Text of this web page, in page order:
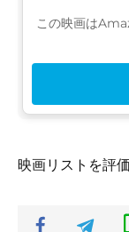
この映画は
映画リストを評価